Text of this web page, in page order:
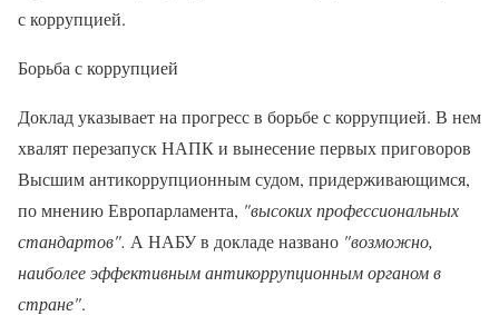
с коррупцией.
Борьба с коррупцией
Доклад указывает на прогресс в борьбе с коррупцией. В нем
хвалят перезапуск НАПК и вынесение первых приговоров
Высшим антикоррупционным судом, придерживающимся,
по мнению Европарламента, "высоких профессиональных
стандартов". А НАБУ в докладе названо "возможно,
наиболее эффективным антикоррупционным органом в
стране".